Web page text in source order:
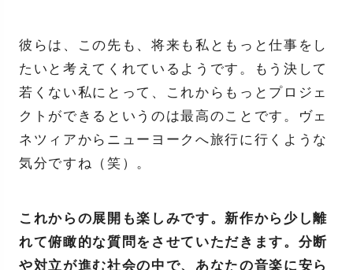
彼らは、この先も、将来も私ともっと仕事をし
たいと考えてくれているようです。もう決して
若くない私にとって、これからもっとプロジェ
クトができるというのは最高のことです。ヴェ
ネツィアからニューヨークへ旅行に行くような
気分ですね（笑）。
これからの展開も楽しみです。新作から少し離
れて俯瞰的な質問をさせていただきます。分断
や対立が進む社会の中で、あなたの音楽に安ら